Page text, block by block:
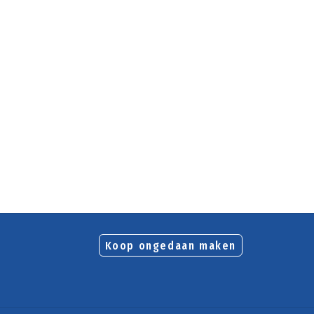
Koop ongedaan maken